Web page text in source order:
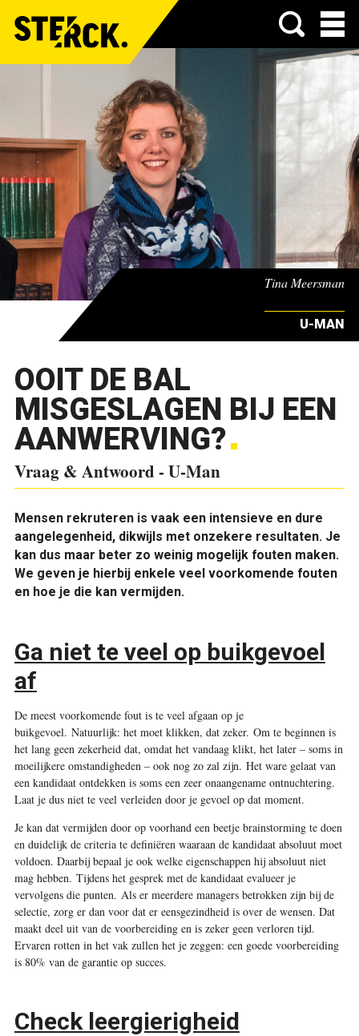
Menu
Tina Meersman
U-MAN
OOIT DE BAL
MISGESLAGEN BIJ EEN
AANWERVING?
Vraag & Antwoord - U-Man
Mensen rekruteren is vaak een intensieve en dure
aangelegenheid, dikwijls met onzekere resultaten. Je
kan dus maar beter zo weinig mogelijk fouten maken.
We geven je hierbij enkele veel voorkomende fouten
en hoe je die kan vermijden.
Ga niet te veel op buikgevoel
af
De meest voorkomende fout is te veel afgaan op je
buikgevoel. Natuurlijk: het moet klikken, dat zeker. Om te beginnen is
het lang geen zekerheid dat, omdat het vandaag klikt, het later – soms in
moeilijkere omstandigheden – ook nog zo zal zijn. Het ware gelaat van
een kandidaat ontdekken is soms een zeer onaangename ontnuchtering.
Laat je dus niet te veel verleiden door je gevoel op dat moment.
Je kan dat vermijden door op voorhand een beetje brainstorming te doen
en duidelijk de criteria te definiëren waaraan de kandidaat absoluut moet
voldoen. Daarbij bepaal je ook welke eigenschappen hij absoluut niet
mag hebben. Tijdens het gesprek met de kandidaat evalueer je
vervolgens die punten. Als er meerdere managers betrokken zijn bij de
selectie, zorg er dan voor dat er eensgezindheid is over de wensen. Dat
maakt deel uit van de voorbereiding en is zeker geen verloren tijd.
Ervaren rotten in het vak zullen het je zeggen: een goede voorbereiding
is 80% van de garantie op succes.
Check leergierigheid